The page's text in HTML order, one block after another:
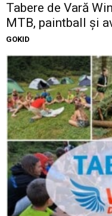
Tabere de Vară
MTB, paintball și
GOKID